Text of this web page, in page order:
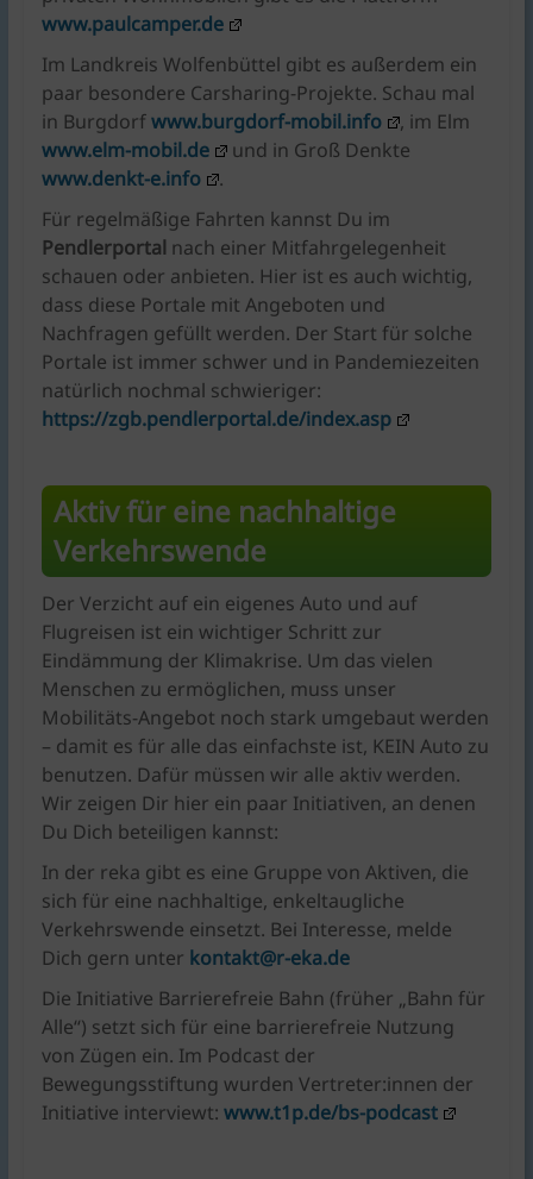
www.paulcamper.de
Im Landkreis Wolfenbüttel gibt es außerdem ein
paar besondere Carsharing-Projekte. Schau mal
in Burgdorfwww.burgdorf-mobil.info
, im Elm
www.elm-mobil.de
und in Groß Denkte
www.denkt-e.info
.
Für regelmäßige Fahrten kannst Du im
Pendlerportal nach einer Mitfahrgelegenheit
schauen oder anbieten. Hier ist es auch wichtig,
dass diese Portale mit Angeboten und
Nachfragen gefüllt werden. Der Start für solche
Portale ist immer schwer und in Pandemiezeiten
natürlich nochmal schwieriger:
https://zgb.pendlerportal.de/index.asp
Aktiv für eine nachhaltige
Verkehrswende
Der Verzicht auf ein eigenes Auto und auf
Flugreisen ist ein wichtiger Schritt zur
Eindämmung der Klimakrise. Um das vielen
Menschen zu ermöglichen, muss unser
Mobilitäts-Angebot noch stark umgebaut werden
– damit es für alle das einfachste ist, KEIN Auto zu
benutzen. Dafür müssen wir alle aktiv werden.
Wir zeigen Dir hier ein paar Initiativen, an denen
Du Dich beteiligen kannst:
In der reka gibt es eine Gruppe von Aktiven, die
sich für eine nachhaltige, enkeltaugliche
Verkehrswende einsetzt. Bei Interesse, melde
Dich gern unter kontakt@r-eka.de
Die Initiative Barrierefreie Bahn (früher „Bahn für
Alle“) setzt sich für eine barrierefreie Nutzung
von Zügen ein. Im Podcast der
Bewegungsstiftung wurden Vertreter:innen der
Initiative interviewt: www.t1p.de/bs-podcast